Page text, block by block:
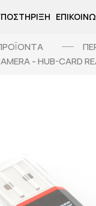
- HUB-CARD